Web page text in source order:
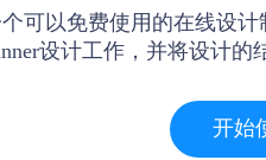
可以免费使用的在线设
设计工作，并将设计
供了一些banner设计模板
开始